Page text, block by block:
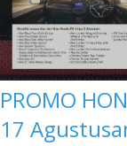
PROMO
17